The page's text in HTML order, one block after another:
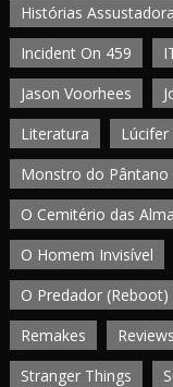
Histórias
Incident On 459
Jason Voorhees
Literatura
Lúcifer
Monstro do Pântano
O Cemitério das
O Homem Invisível
O Predador (Reboot)
Remakes
Reviews
Stranger Things